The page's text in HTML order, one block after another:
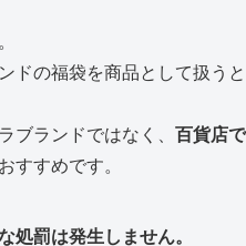
ドの福袋を商品として扱うと
ブランドではなく、 百貨店で
すすめです。
処罰は発生しません。